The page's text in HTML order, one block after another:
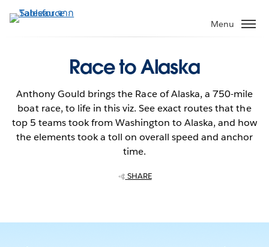
ไป
Menu
Race to Alaska
Anthony Gould brings the Race of Alaska, a 750-mile
boat race, to life in this viz. See exact routes that the
top 5 teams took from Washington to Alaska, and how
the elements took a toll on overall speed and anchor
time.
SHARE